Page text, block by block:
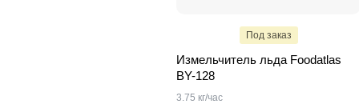
Под заказ
Измельчитель льда Foodatlas
BY-128
3.75 кг/час